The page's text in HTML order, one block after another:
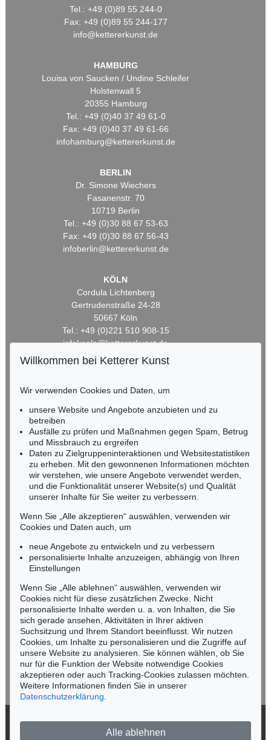
Tel.: +49 (0)89 55 244-0
Fax: +49 (0)89 55 244-177
info@kettererkunst.de
HAMBURG
Louisa von Saucken / Undine Schleifer
Holstenwall 5
20355 Hamburg
Tel.: +49 (0)40 37 49 61-0
Fax: +49 (0)40 37 49 61-66
infohamburg@kettererkunst.de
BERLIN
Dr. Simone Wiechers
Fasanenstr. 70
10719 Berlin
Tel.: +49 (0)30 88 67 53-63
Fax: +49 (0)30 88 67 56-43
infoberlin@kettererkunst.de
KÖLN
Cordula Lichtenberg
Gertrudenstraße 24-28
50667 Köln
Tel.: +49 (0)221 510 908-15
infokoeln@kettererkunst.de
HESSEN
Miriam Heß
Tel.: +49 (0)62 21 58 80-038
Fax: +49 (0)62 21 58 80-595
infoheidelberg@kettererkunst.de
NORDDEUTSCHLAND
Nico Kassel, M.A.
Mobil: +49 (0)171 8618661
n.kassel@kettererkunst.de
Keine Auktion mehr verpassen!
Wir informieren Sie rechtzeitig.
Jetzt zum Newsletter anmelden >
Willkommen bei Ketterer Kunst
Wir verwenden Cookies und Daten, um
unsere Website und Angebote anzubieten und zu
betreiben
Ausfälle zu prüfen und Maßnahmen gegen Spam, Betrug
und Missbrauch zu ergreifen
Daten zu Zielgruppeninteraktionen und Websitestatistiken
zu erheben. Mit den gewonnenen Informationen möchten
wir verstehen, wie unsere Angebote verwendet werden,
und die Funktionalität unserer Website(s) und Qualität
unserer Inhalte für Sie weiter zu verbessern.
Wenn Sie „Alle akzeptieren“ auswählen, verwenden wir
Cookies und Daten auch, um
neue Angebote zu entwickeln und zu verbessern
personalisierte Inhalte anzuzeigen, abhängig von Ihren
Einstellungen
Wenn Sie „Alle ablehnen“ auswählen, verwenden wir
Cookies nicht für diese zusätzlichen Zwecke. Nicht
personalisierte Inhalte werden u. a. von Inhalten, die Sie
sich gerade ansehen, Aktivitäten in Ihrer aktiven
Suchsitzung und Ihrem Standort beeinflusst. Wir nutzen
Cookies, um Inhalte zu personalisieren und die Zugriffe auf
unsere Website zu analysieren. Sie können wählen, ob Sie
nur für die Funktion der Website notwendige Cookies
akzeptieren oder auch Tracking-Cookies zulassen möchten.
Weitere Informationen finden Sie in unserer
Datenschutzerklärung
Alle ablehnen